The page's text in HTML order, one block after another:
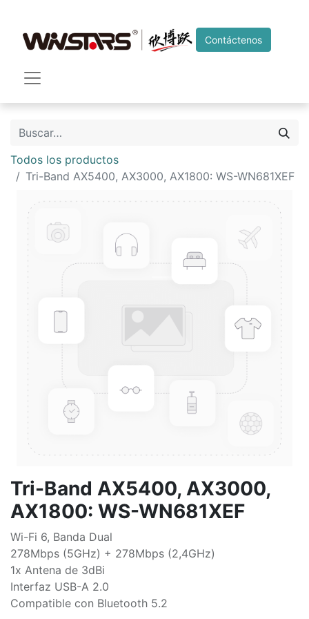
Contáctenos
Todos los productos
Tri-Band AX5400, AX3000, AX1800: WS-WN681XEF
Tri-Band AX5400, AX3000,
AX1800: WS-WN681XEF
Wi-Fi 6, Banda Dual
278Mbps (5GHz) + 278Mbps (2,4GHz)
1x Antena de 3dBi
Interfaz USB-A 2.0
Compatible con Bluetooth 5.2